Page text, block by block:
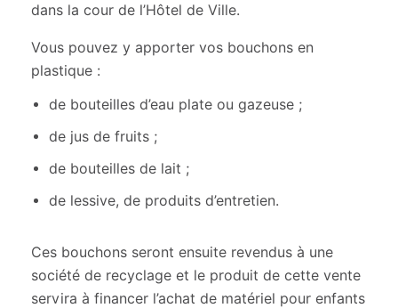
dans la cour de l’Hôtel de Ville.
Vous pouvez y apporter vos bouchons en
plastique :
de bouteilles d’eau plate ou gazeuse ;
de jus de fruits ;
de bouteilles de lait ;
de lessive, de produits d’entretien.
Ces bouchons seront ensuite revendus à une
société de recyclage et le produit de cette vente
servira à financer l’achat de matériel pour enfants